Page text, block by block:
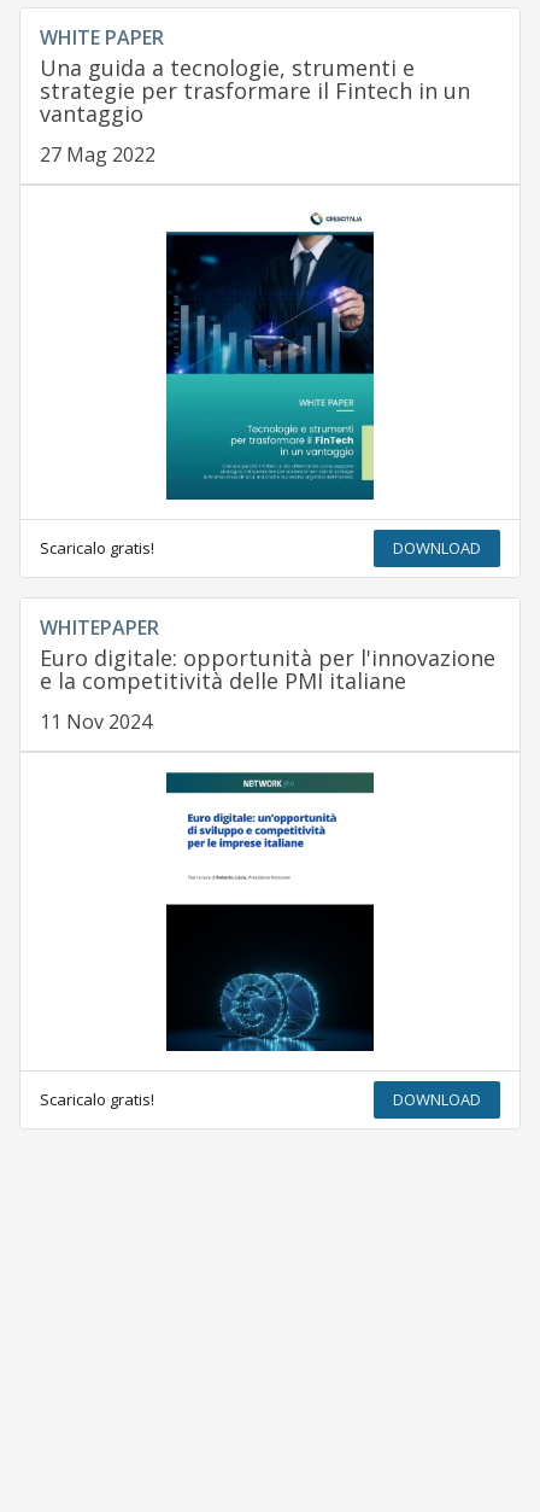
WHITE PAPER
Una guida a tecnologie, strumenti e
strategie per trasformare il Fintech in un
vantaggio
27 Mag 2022
Scaricalo gratis! DOWNLOAD
WHITEPAPER
Euro digitale: opportunità per l'innovazione
e la competitività delle PMI italiane
11 Nov 2024
Scaricalo gratis! DOWNLOAD